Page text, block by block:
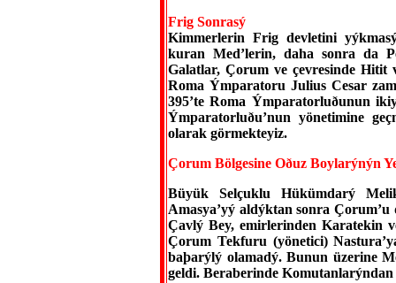
Frig Sonrasý
Kimmerlerin Frig devletini
kuran Med’lerin, daha sonra da
Galatlar, Çorum ve çevresinde Hitit
Roma Ýmparatoru Julius Cesar
395’te Roma Ýmparatorluðunun
Ýmparatorluðu’nun yönetimine
olarak görmekteyiz.
Çorum Bölgesine Oðuz Boylarýnýn
Büyük Selçuklu Hükümdarý
Amasya’yý aldýktan sonra
Çavlý Bey, emirlerinden Karatekin
Çorum Tekfuru (yönetici)
baþarýlý olamadý. Bunun üzerine
geldi. Beraberinde